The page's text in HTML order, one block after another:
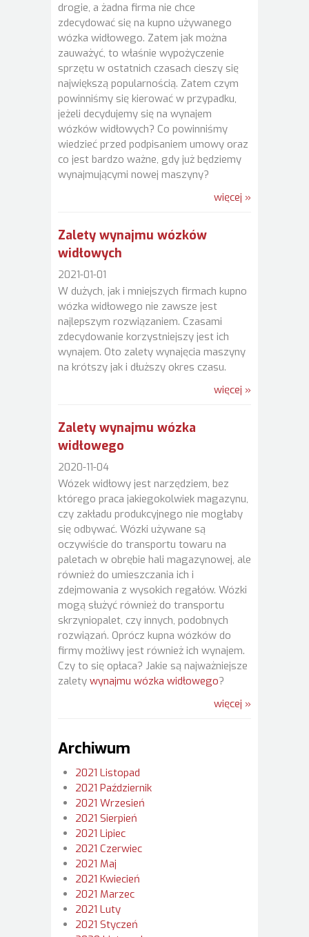
drogie, a żadna firma nie chce
zdecydować się na kupno używanego
wózka widłowego. Zatem jak można
zauważyć, to właśnie wypożyczenie
sprzętu w ostatnich czasach cieszy się
największą popularnością. Zatem czym
powinniśmy się kierować w przypadku,
jeżeli decydujemy się na wynajem
wózków widłowych? Co powinniśmy
wiedzieć przed podpisaniem umowy oraz
co jest bardzo ważne, gdy już będziemy
wynajmującymi nowej maszyny?
więcej »
Zalety wynajmu wózków
widłowych
2021-01-01
W dużych, jak i mniejszych firmach kupno
wózka widłowego nie zawsze jest
najlepszym rozwiązaniem. Czasami
zdecydowanie korzystniejszy jest ich
wynajem. Oto zalety wynajęcia maszyny
na krótszy jak i dłuższy okres czasu.
więcej »
Zalety wynajmu wózka
widłowego
2020-11-04
Wózek widłowy jest narzędziem, bez
którego praca jakiegokolwiek magazynu,
czy zakładu produkcyjnego nie mogłaby
się odbywać. Wózki używane są
oczywiście do transportu towaru na
paletach w obrębie hali magazynowej, ale
również do umieszczania ich i
zdejmowania z wysokich regałów. Wózki
mogą służyć również do transportu
skrzyniopalet, czy innych, podobnych
rozwiązań. Oprócz kupna wózków do
firmy możliwy jest również ich wynajem.
Czy to się opłaca? Jakie są najważniejsze
zalety wynajmu wózka widłowego?
więcej »
Archiwum
2021 Listopad
2021 Październik
2021 Wrzesień
2021 Sierpień
2021 Lipiec
2021 Czerwiec
2021 Maj
2021 Kwiecień
2021 Marzec
2021 Luty
2021 Styczeń